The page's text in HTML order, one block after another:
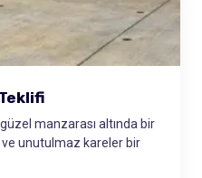
manzarası altında bir
unutulmaz kareler bir